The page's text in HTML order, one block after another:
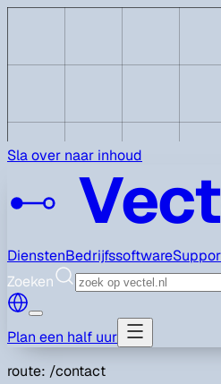
Sla over naar inhoud
DienstenBedrijfssoftware
Zoeken
Plan een half uur
route: /contact